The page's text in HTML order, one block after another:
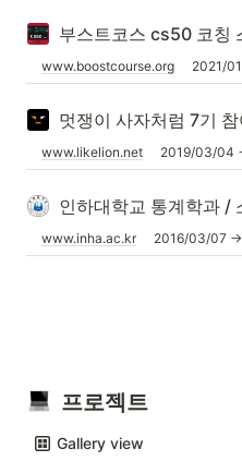
부스트코스 cs50 코칭
www.boostcourse.org 2021/
멋쟁이 사자처럼 7기
www.likelion.net 2019/03/04
인하대학교 통계학과 /
www.inha.ac.kr 2016/03/07
프로젝트
Gallery view